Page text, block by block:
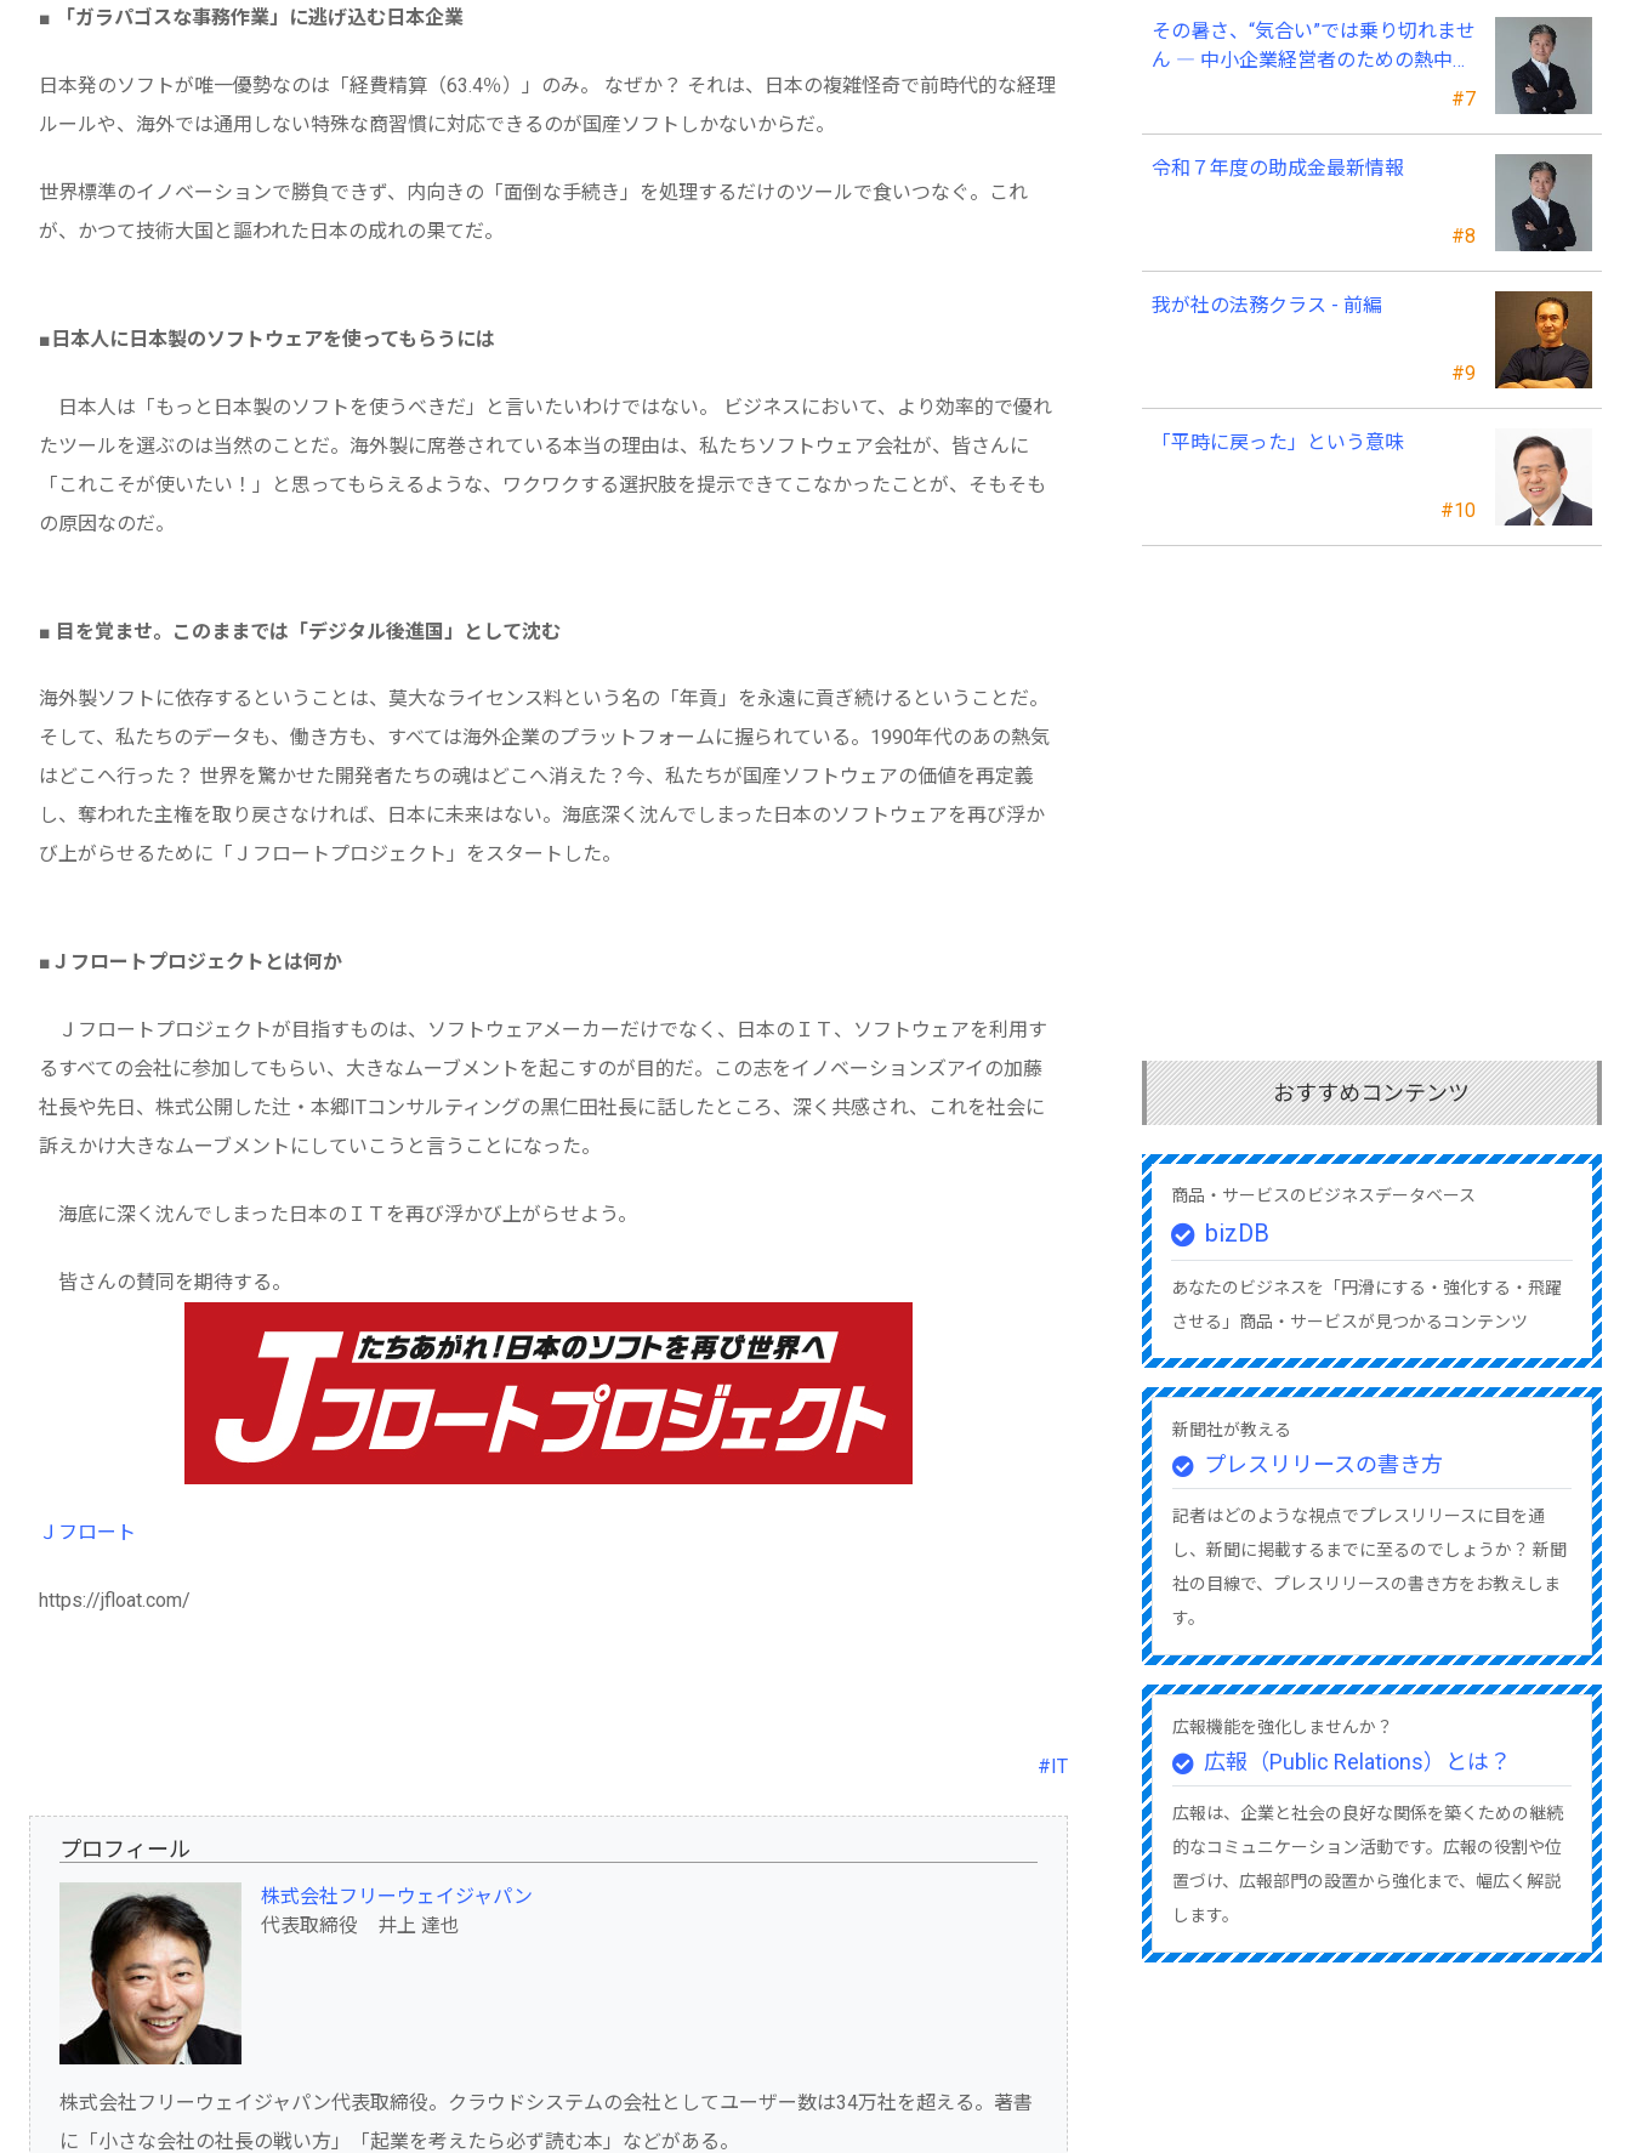
■ 「ガラパゴスな事務作業」に逃げ込む日本企業
日本発のソフトが唯一優勢なのは「経費精算（63.4％）」のみ。 なぜか？ それは、日本の複雑怪奇で前時代的な経理
ルールや、海外では通用しない特殊な商習慣に対応できるのが国産ソフトしかないからだ。
世界標準のイノベーションで勝負できず、内向きの「面倒な手続き」を処理するだけのツールで食いつなぐ。これ
が、かつて技術大国と謳われた日本の成れの果てだ。
■日本人に日本製のソフトウェアを使ってもらうには
日本人は「もっと日本製のソフトを使うべきだ」と言いたいわけではない。 ビジネスにおいて、より効率的で優れ
たツールを選ぶのは当然のことだ。海外製に席巻されている本当の理由は、私たちソフトウェア会社が、皆さんに
「これこそが使いたい！」と思ってもらえるような、ワクワクする選択肢を提示できてこなかったことが、そもそも
の原因なのだ。
■ 目を覚ませ。このままでは「デジタル後進国」として沈む
海外製ソフトに依存するということは、莫大なライセンス料という名の「年貢」を永遠に貢ぎ続けるということだ。
そして、私たちのデータも、働き方も、すべては海外企業のプラットフォームに握られている。1990年代のあの熱気
はどこへ行った？ 世界を驚かせた開発者たちの魂はどこへ消えた？今、私たちが国産ソフトウェアの価値を再定義
し、奪われた主権を取り戻さなければ、日本に未来はない。海底深く沈んでしまった日本のソフトウェアを再び浮か
び上がらせるために「Ｊフロートプロジェクト」をスタートした。
■Ｊフロートプロジェクトとは何か
Ｊフロートプロジェクトが目指すものは、ソフトウェアメーカーだけでなく、日本のＩＴ、ソフトウェアを利用す
るすべての会社に参加してもらい、大きなムーブメントを起こすのが目的だ。この志をイノベーションズアイの加藤
社長や先日、株式公開した辻・本郷ITコンサルティングの黒仁田社長に話したところ、深く共感され、これを社会に
訴えかけ大きなムーブメントにしていこうと言うことになった。
海底に深く沈んでしまった日本のＩＴを再び浮かび上がらせよう。
皆さんの賛同を期待する。
Ｊフロート
https://jfloat.com/
#IT
プロフィール
株式会社フリーウェイジャパン
代表取締役 井上 達也
株式会社フリーウェイジャパン代表取締役。クラウドシステムの会社としてユーザー数は34万社を超える。著書
に「小さな会社の社長の戦い方」「起業を考えたら必ず読む本」などがある。
#7
その暑さ、“気合い”では乗り切れませ
ん ― 中小企業経営者のための熱中症
#8
令和７年度の助成金最新情報
#9
我が社の法務クラス - 前編
#10
「平時に戻った」という意味
おすすめコンテンツ
商品・サービスのビジネスデータベース
bizDB
あなたのビジネスを「円滑にする・強化する・飛躍
させる」商品・サービスが見つかるコンテンツ
新聞社が教える
プレスリリースの書き方
記者はどのような視点でプレスリリースに目を通
し、新聞に掲載するまでに至るのでしょうか？ 新聞
社の目線で、プレスリリースの書き方をお教えしま
す。
広報機能を強化しませんか？
広報（Public Relations）とは？
広報は、企業と社会の良好な関係を築くための継続
的なコミュニケーション活動です。広報の役割や位
置づけ、広報部門の設置から強化まで、幅広く解説
します。